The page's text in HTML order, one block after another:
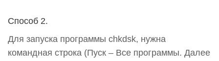
Способ 2.
Для запуска программы chkdsk, нужна
командная строка (Пуск – Все программы. Далее